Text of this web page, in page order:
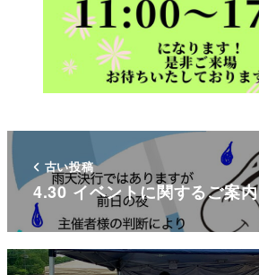
古い投稿
4.30 イベントに関するご案内